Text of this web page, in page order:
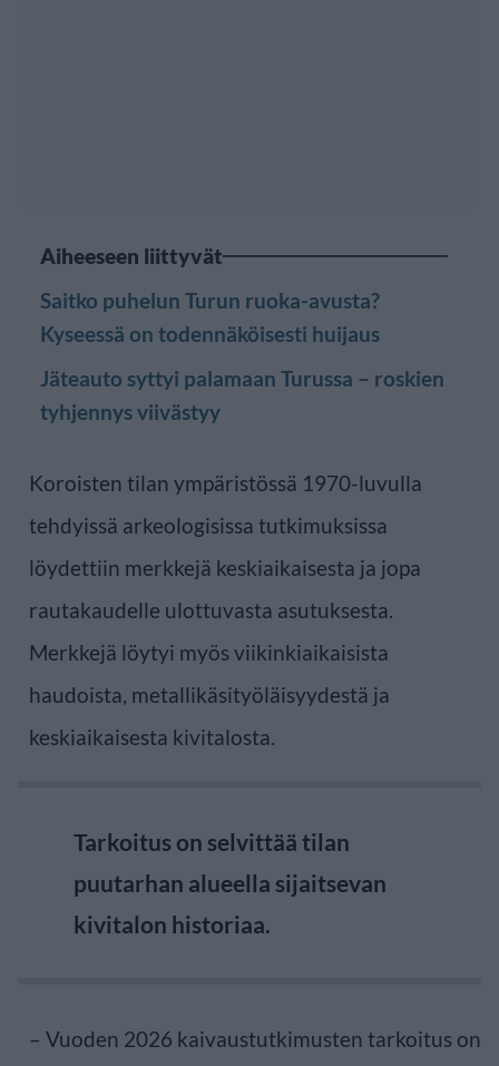
Aiheeseen liittyvät
Saitko puhelun Turun ruoka-avusta?
Kyseessä on todennäköisesti huijaus
Jäteauto syttyi palamaan Turussa – roskien
tyhjennys viivästyy
Koroisten tilan ympäristössä 1970-luvulla
tehdyissä arkeologisissa tutkimuksissa
löydettiin merkkejä keskiaikaisesta ja jopa
rautakaudelle ulottuvasta asutuksesta.
Merkkejä löytyi myös viikinkiaikaisista
haudoista, metallikäsityöläisyydestä ja
keskiaikaisesta kivitalosta.
Tarkoitus on selvittää tilan
puutarhan alueella sijaitsevan
kivitalon historiaa.
– Vuoden 2026 kaivaustutkimusten tarkoitus on